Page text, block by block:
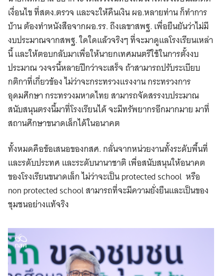
Search
for:
เงื่อนไข ที่สตง.ตรวจ และจะให้คืนเงิน ผอ.หลายท่าน ก็ทำการ
บ้าน ต้องทำหนังสือจากผอ.รร. ถึงเลขาสพฐ. เพื่อยืนยันว่าไม่มี
งบประมาณจากสพฐ. ใดใดแล้วจริงๆ ที่จะมาดูแลโรงเรียนเหล่า
นี้ และให้ตอบกลับมาเพื่อให้นายกเทศมนตรีใช้ในการตั้งงบ
ประมาณ วงจรนี้หลายปีกว่าจะเสร็จ ถ้าสามารถปรับระเบียบ
กติกาที่เกี่ยวข้อง ไม่ว่าจะกระทรวงแรงงาน กระทรวงการ
อุดมศึกษา กระทรวงมหาดไทย สามารถจัดสรรงบประมาณ
สนับสนุนตรงนี้มาที่โรงเรียนได้ จะมีทรัพยากรอีกมากมาย มาที่
สถานศึกษาขนาดเล็กได้ในอนาคต
ทั้งหมดคือข้อเสนอของกสศ. กลั่นจากหน่วยงานทั้งระดับพื้นที่
และรดับประทศ และระดับนานาชาติ เพื่อสนับสนุนให้อนาคต
ของโรงเรียนขนาดเล็ก ไม่ว่าจะเป็น protected school หรือ
non protected school สามารถที่จะมีความยั่งยืนและเป็นของ
ชุมชนอย่างแท้จริง